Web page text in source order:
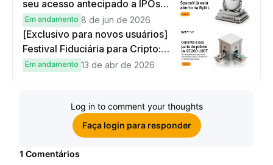
seu acesso antecipado a IPOs
globais
Em andamento 8 de jun de 2026
[Exclusivo para novos usuários]
Festival Fiduciária para Cripto:
complete tarefas simples e
Em andamento 13 de abr de 2026
Log in to comment your thoughts
Faça login para responder
1 Comentários